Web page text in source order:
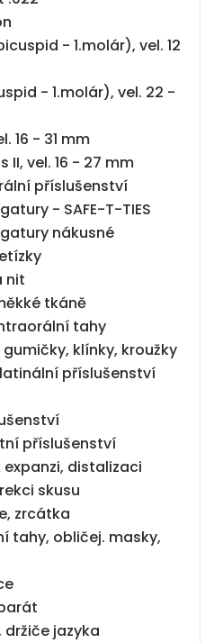
- 1.molár), vel. 12
- 1.molár), vel. 22 -
16 - 31 mm
II, vel. 16 - 27 mm
příslušenství
- SAFE-T-TIES
nákusné
nit
tkáně
tahy
klínky, kroužky
příslušenství
příslušenství
expanzi, distalizaci
skusu
zrcátka
tahy, obličej. masky,
držiče jazyka